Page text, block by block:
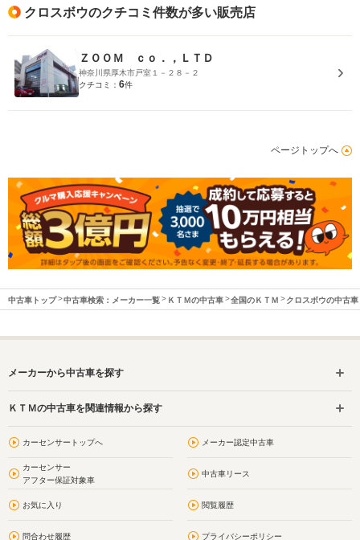
クロスボウのクチコミ件数が多い販売店
ＺＯＯＭ ｃｏ．，ＬＴＤ
神奈川県厚木市戸室１－２８－２
クチコミ： 6件
ページトップへ
中古車トップ 中古車検索：メーカー一覧 ＫＴＭの中古車 全国のＫＴＭ クロスボウの中古車
メーカーから中古車を探す
ＫＴＭの中古車を関連情報から探す
カーセンサートップへ メーカー認定中古車
カーセンサー
アフター保証対象車
中古車リース
お気に入り 閲覧履歴
問合わせ履歴 プライバシーポリシー